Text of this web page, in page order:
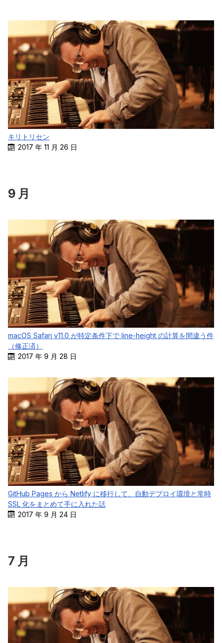
キリトリセン
2017 年 11 月 26 日
9 月
macOS Safari v11.0 が特定条件下で line-height の計算を間違う件
（修正済）
2017 年 9 月 28 日
GitHub Pages から Netlify に移行して、自動デプロイ環境と常時
SSL 化をまとめて手に入れた話
2017 年 9 月 24 日
7 月